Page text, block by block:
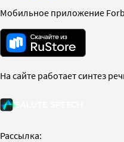
Мобильное приложение
На сайте работает синтез
Рассылка: